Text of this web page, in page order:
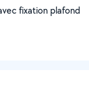
fixation plafond